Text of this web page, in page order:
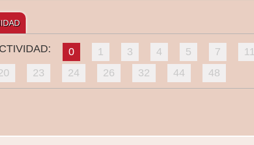
0 1 3 4 5 7 11
23 24 26 32 44 48